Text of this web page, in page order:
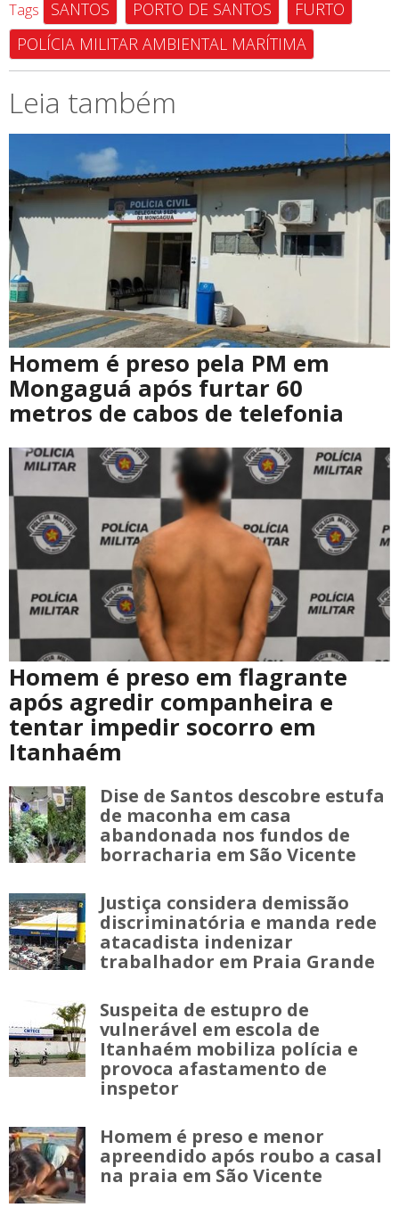
Tags SANTOS PORTO DE SANTOS
FURTO
POLÍCIA MILITAR AMBIENTAL MARÍTIMA
Leia também
Homem é preso pela PM em
Mongaguá após furtar 60
metros de cabos de telefonia
Homem é preso em flagrante
após agredir companheira e
tentar impedir socorro em
Itanhaém
Dise de Santos descobre estufa
de maconha em casa
abandonada nos fundos de
borracharia em São Vicente
Justiça considera demissão
discriminatória e manda rede
atacadista indenizar
trabalhador em Praia Grande
Suspeita de estupro de
vulnerável em escola de
Itanhaém mobiliza polícia e
provoca afastamento de
inspetor
Homem é preso e menor
apreendido após roubo a casal
na praia em São Vicente